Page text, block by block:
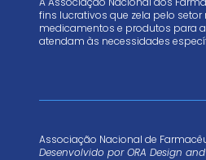
fins lucrativos que zela pelo
medicamentos e produtos para
atendam às necessidades
Associação Nacional de
Desenvolvido porORA Design